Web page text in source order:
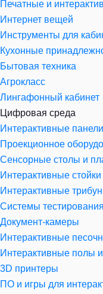
Печатные и
Интернет вещей
Инструменты для
Кухонные
Бытовая техника
Агрокласс
Лингафонный кабинет
Цифровая среда
Интерактивные
Проекционное
Сенсорные столы и
Интерактивные стойки
Интерактивные
Системы
Документ-камеры
Интерактивные
Интерактивные полы
3D принтеры
ПО и игры для